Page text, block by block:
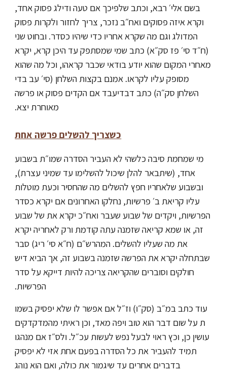
בשם אלי׳ רבא, וכתב שלפיכך אם טעה ודילג פסוק אחד,
וקרא איזה פסוקים ואח״ב נזכר, צריך לחזור ולקרות פסוק
המדולג וגם מה שקרא אחריו כדי שיהיו כסדר. ובחוט שני
(ח״ד סי׳ פז סק״א) כתב שמי שמסתפק עד היכן קרא, יקרא
מאחרי המקום שהוא יודע בודאי שכבר קראהו, וכל מה שהוא
מסופק עליו לקראו. אמנם בקצות השלחן (סי׳ עב בדי
השלחן סק״ה) כתב דבדיעבד אם הקדים פסוק או פרשה
מאוחרת יצא.
כשצריך להשלים פרשה אחת
מי שמחמת סיבה כלשהי לא העביר הסדרה שמו״ת בשבוע
אחד, (שיתבאר להלן שיכול להשלימו עד שמיני עצרת),
ובשבוע שלאחריו חפץ להשלים מה שהחסיר וכעת מוטלות
עליו קריאת ב׳ פרשיות, נחלקו האחרונים אם יקרא כסדר
הפרשיות, ויקדים של שבוע שעבר ואח״כ יקרא את של שבוע
זה, או שמא קריאה שזמנה עתה קודמת ורק לאחריה יקרא
את מה שעליו להשלים. המהרש״ם (ח״א סי׳ ריג) סבר
שבתחלה יקרא את הפרשה שזמנה בשבוע זה, אך הביא דיש
חולקים וסוברים שהקריאה צריכה להיות דייקא על סדר
הפרשיות.
עוד כתב במ״ב (סק״ו) וז״ל אם אפשר לו שלא יפסיק בשמו
ת על שום דבר הוא טוב ויפה מאד, וכן ראיתי מהמדקדקים
עושין כן, וכץ ראוי לבעל נפש לעשות עכ״ל. ולס״ז אם מנהגו
תמיד להעביר את כל הסדרה בפעם אחת אזי לא יפסיק
בדברים אחרים עד שיגמור את כולה, ואם הוא נוהג